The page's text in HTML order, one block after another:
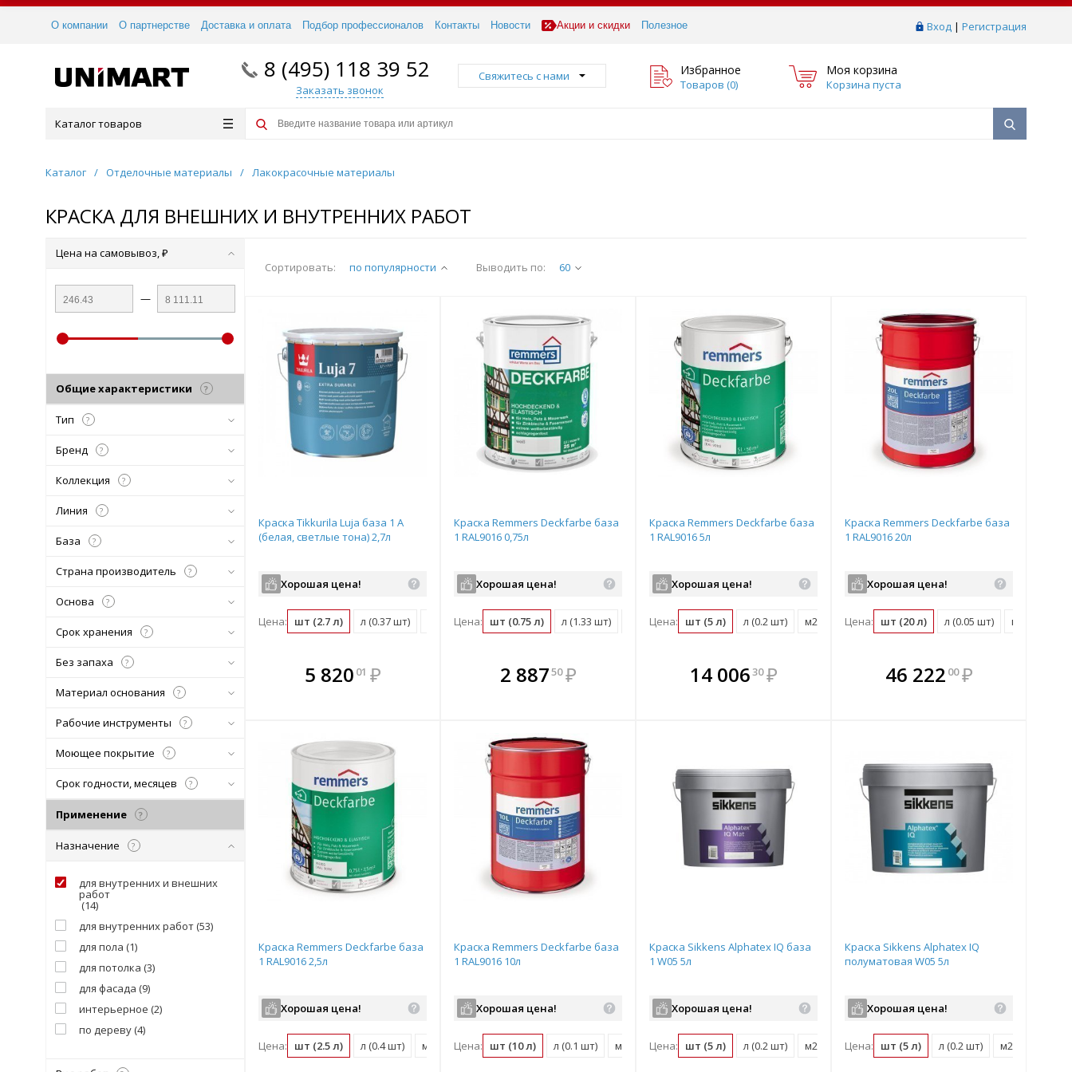
Вход | Регистрация
О компании О партнерстве Доставка и оплата Подбор профессионалов Контакты Новости Акции и скидки Полезное
8 (495) 118 39 52
Заказать звонок
Свяжитесь с нами Избранное
Товаров (0)
Моя корзина
Корзина пуста
Каталог товаров
Каталог / Отделочные материалы / Лакокрасочные материалы
КРАСКА ДЛЯ ВНЕШНИХ И ВНУТРЕННИХ РАБОТ
Сортировать: по популярности Выводить по: 60
Краска Tikkurila Luja база 1 A
(белая, светлые тона) 2,7л
Хорошая цена!
Цена: шт (2.7 л) л (0.37 шт) м2 (0.03 шт)
В комплекте
всегда выгоднее!
Подобрать комплект
5 820 01 ₽
В комплекте
всегда выгоднее!
Краска Remmers Deckfarbe база
1 RAL9016 0,75л
Хорошая цена!
Цена: шт (0.75 л) л (1.33 шт) м2 (0.13 шт)
В комплекте
всегда выгоднее!
2 88750 ₽
В комплекте
всегда выгоднее!
Краска Remmers Deckfarbe база
1 RAL9016 5л
Хорошая цена!
Цена: шт (5 л) л (0.2 шт) м2 (0.02 шт)
В комплекте
всегда выгоднее!
14 00630 ₽
В комплекте
всегда выгоднее!
Краска Remmers Deckfarbe база
1 RAL9016 20л
Хорошая цена!
Цена: шт (20 л) л (0.05 шт) м2 (0.01 шт)
В комплекте
всегда выгоднее!
46 222 00 ₽
Краска Remmers Deckfarbe база
1 RAL9016 2,5л
Хорошая цена!
Цена: шт (2.5 л) л (0.4 шт) м2 (0.04 шт)
Краска Remmers Deckfarbe база
1 RAL9016 10л
Хорошая цена!
Цена: шт (10 л) л (0.1 шт) м2 (0.01 шт)
Краска Sikkens Alphatex IQ база
1 W05 5л
Хорошая цена!
Цена: шт (5 л) л (0.2 шт) м2 (0.02 шт)
Краска Sikkens Alphatex IQ
полуматовая W05 5л
Хорошая цена!
Цена: шт (5 л) л (0.2 шт) м2 (0.02 шт)
Цена на самовывоз, ₽
—
Общие характеристики ?
Тип ?
Бренд ?
Коллекция ?
Линия ?
База ?
Страна производитель ?
Основа ?
Срок хранения ?
Без запаха ?
Материал основания ?
Рабочие инструменты ?
Моющее покрытие ?
Срок годности, месяцев ?
Применение ?
Назначение ?
для внутренних и внешних
работ
(14)
для внутренних работ (53)
для пола (1)
для потолка (3)
для фасада (9)
интерьерное (2)
по дереву (4)